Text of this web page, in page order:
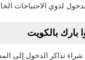
الاحتياجات الخاصة: 4 دنانير
بارك بالكويت
تذاكر الدخول إلى